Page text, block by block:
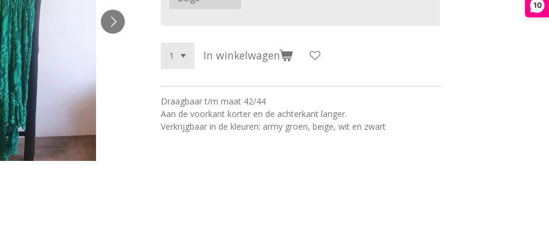
10
In winkelwagen
Draagbaar t/m maat 42/44
Aan de voorkant korter en de achterkant langer.
Verkrijgbaar in de kleuren: army groen, beige, wit en zwart